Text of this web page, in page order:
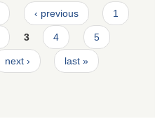
‹ previous 1
3 4 5
next › last »